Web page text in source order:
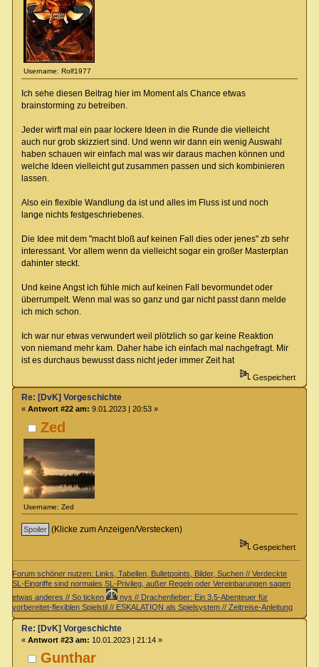
Username: Rolf1977
Ich sehe diesen Beitrag hier im Moment als Chance etwas
brainstorming zu betreiben.
Jeder wirft mal ein paar lockere Ideen in die Runde die vielleicht
auch nur grob skizziert sind. Und wenn wir dann ein wenig Auswahl
haben schauen wir einfach mal was wir daraus machen können und
welche Ideen vielleicht gut zusammen passen und sich kombinieren
lassen.
Also ein flexible Wandlung da ist und alles im Fluss ist und noch
lange nichts festgeschriebenes.
Die Idee mit dem "macht bloß auf keinen Fall dies oder jenes" zb sehr
interessant. Vor allem wenn da vielleicht sogar ein großer Masterplan
dahinter steckt.
Und keine Angst ich fühle mich auf keinen Fall bevormundet oder
überrumpelt. Wenn mal was so ganz und gar nicht passt dann melde
ich mich schon.
Ich war nur etwas verwundert weil plötzlich so gar keine Reaktion
von niemand mehr kam. Daher habe ich einfach mal nachgefragt. Mir
ist es durchaus bewusst dass nicht jeder immer Zeit hat
Gespeichert
Zed
Username: Zed
Re: [DvK] Vorgeschichte
« Antwort #22 am: 9.01.2023 | 20:53 »
(Klicke zum Anzeigen/Verstecken)
Gespeichert
Forum schöner nutzen: Links, Tabellen, Bulletpoints, Bilder, Suchen // Verdeckte
SL-Eingriffe sind normales SL-Privileg, außer Regeln oder Vereinbarungen sagen
etwas anderes // So ticken
nys // Drachenfieber: Ein 3.5-Abenteuer für
vorbereitet-flexiblen Spielstil // ESKALATION als Spielsystem // Zeitreise-Anleitung
Gunthar
Re: [DvK] Vorgeschichte
« Antwort #23 am: 10.01.2023 | 21:14 »